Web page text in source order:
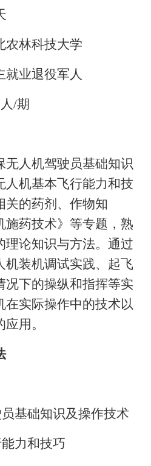
农林科技大学
就业退役军人
人/期
无人机驾驶员基础知识
人机基本飞行能力和技
关的药剂、作物知
施药技术》等专题，熟
理论知识与方法。通过
机装机调试实践、起飞
况下的操纵和指挥等实
在实际操作中的技术以
用。
基础知识及操作技术
力和技巧